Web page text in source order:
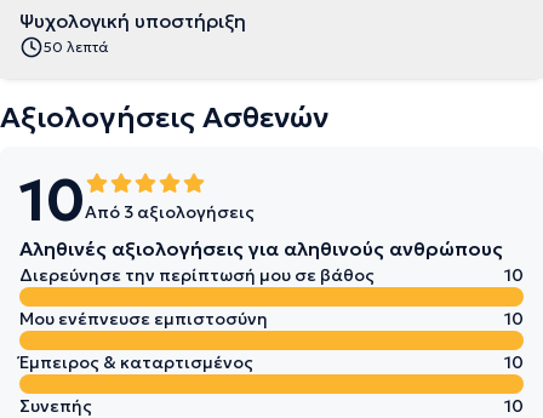
Ψυχολογική υποστήριξη
50 λεπτά
Αξιολογήσεις Ασθενών
10Από 3 αξιολογήσεις
Αληθινές αξιολογήσεις για αληθινούς ανθρώπους
Διερεύνησε την περίπτωσή μου σε βάθος
10
Μου ενέπνευσε εμπιστοσύνη
10
Έμπειρος & καταρτισμένος
10
Συνεπής
10